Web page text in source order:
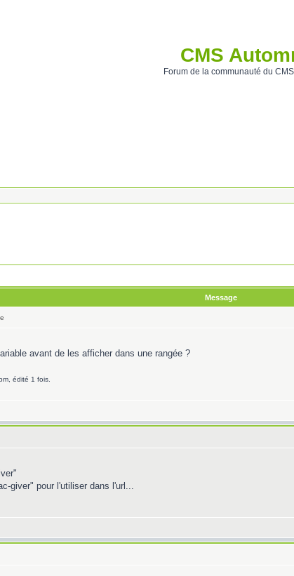
CMS
Forum de la communauté du
Message
avant de les afficher dans une rangée ?
édité 1 fois.
giver" pour l'utiliser dans l'url...